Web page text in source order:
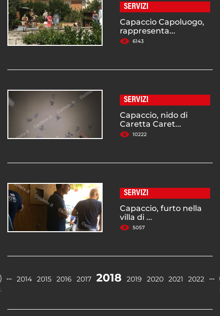
SERVIZI
Capaccio Capoluogo,
rappresenta...
6143
SERVIZI
Capaccio, nido di
Caretta Caret...
10222
SERVIZI
Capaccio, furto nella
villa di ...
5057
… 2014 2015 2016 2017 2018 2019 2020 2021 2022 …